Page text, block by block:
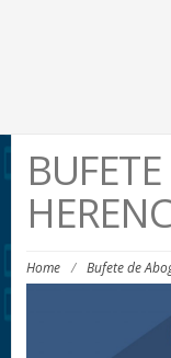
Home / Bufete de